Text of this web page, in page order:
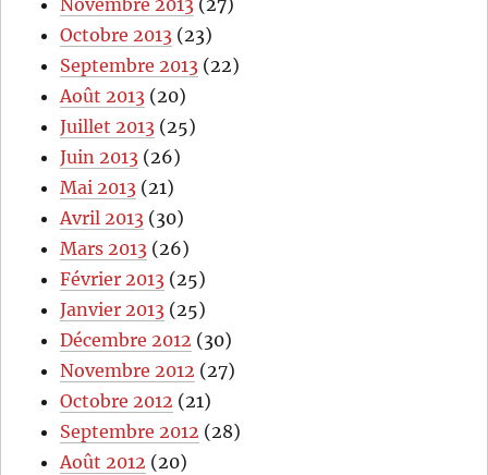
Novembre 2013 (27)
Octobre 2013 (23)
Septembre 2013 (22)
Août 2013 (20)
Juillet 2013 (25)
Juin 2013 (26)
Mai 2013 (21)
Avril 2013 (30)
Mars 2013 (26)
Février 2013 (25)
Janvier 2013 (25)
Décembre 2012 (30)
Novembre 2012 (27)
Octobre 2012 (21)
Septembre 2012 (28)
Août 2012 (20)